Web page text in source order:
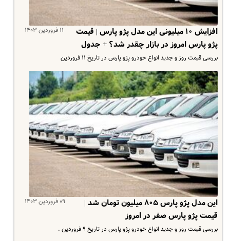
۱۱ فروردین ۱۴۰۳
افزایش ۱۰ میلیونی این مدل پژو پارس | قیمت
پژو پارس امروز در بازار چقدر شد؟ + جدول
بررسی قیمت روز و جدید انواع خودرو پژو پارس در تاریخ ۱۱ فروردین
۰۹ فروردین ۱۴۰۳
این مدل پژو پارس ۸۰۵ میلیون تومان شد |
قیمت پژو پارس صفر در امروز
بررسی قیمت روز و جدید انواع خودرو پژو پارس در تاریخ ۹ فروردین .